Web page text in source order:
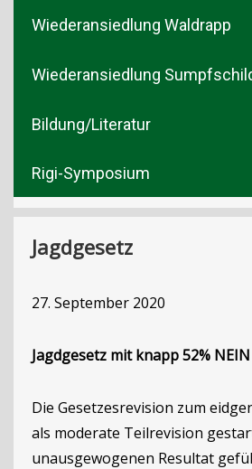
Wiederansiedlung Waldrapp
Wiederansiedlung
Bildung/Literatur
Rigi-Symposium
Jagdgesetz
27. September 2020
Jagdgesetz mit knapp 52%
Die Gesetzesrevision zum
als moderate Teilrevision
unausgewogenen Resultat